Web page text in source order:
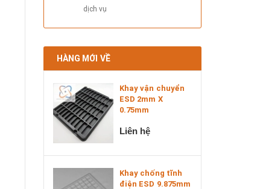
dịch vụ
HÀNG MỚI VỀ
Khay vận chuyển
ESD 2mm X
0.75mm
Liên hệ
Khay chống tĩnh
điện ESD 9.875mm